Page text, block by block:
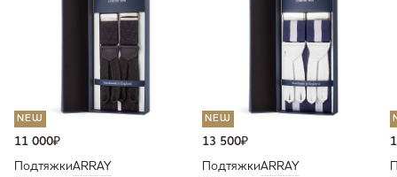
NEW
11 000₽
ПодтяжкиARRAY
NEW
13 500₽
ПодтяжкиARRAY